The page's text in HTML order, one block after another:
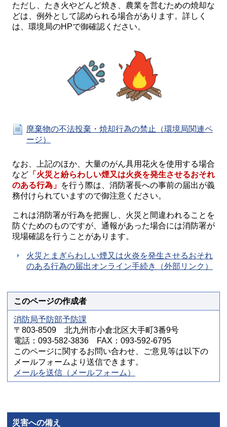
ただし、たき火やどんど焼き、農業を営むための焼却な
どは、例外として認められる場合があります。詳しく
は、環境局のHPで御確認ください。
廃棄物の不法投棄・焼却行為の禁止（環境局関連ペ
ージ）
なお、上記のほか、大量のがん具用花火を使用する場合
など 「火災と紛らわしい煙又は火炎を発生させるおそれ
のある行為」 を行う際は、消防署長への事前の届出が義
務付けられていますので御注意ください。
これは消防署が行為を把握し、火災と間違われることを
防ぐためのものですが、通報があった場合には消防署が
現場確認を行うことがあります。
火災とまぎらわしい煙又は火炎を発生させるおそれ
のある行為の届出オンライン手続き（外部リンク）
このページの作成者
消防局予防部予防課
〒803-8509 北九州市小倉北区大手町3番9号
電話：093-582-3836 FAX：093-592-6795
このページに関するお問い合わせ、ご意見等は以下の
メールフォームより送信できます。
メールを送信（メールフォーム）
災害への備え